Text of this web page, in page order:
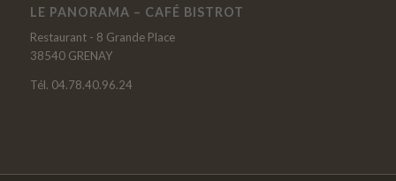
LE PANORAMA – CAFÉ BISTROT
Restaurant - 8 Grande Place
38540 GRENAY
Tél. 04.78.40.96.24